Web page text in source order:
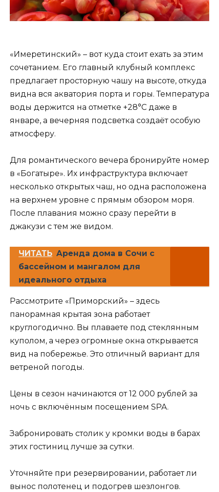
«Имеретинский» – вот куда стоит ехать за этим
сочетанием. Его главный клубный комплекс
предлагает просторную чашу на высоте, откуда
видна вся акватория порта и горы. Температура
воды держится на отметке +28°C даже в
январе, а вечерняя подсветка создаёт особую
атмосферу.
Для романтического вечера бронируйте номер
в «Богатыре». Их инфраструктура включает
несколько открытых чаш, но одна расположена
на верхнем уровне с прямым обзором моря.
После плавания можно сразу перейти в
джакузи с тем же видом.
ЧИТАТЬ Аренда дома в Сочи с
бассейном и мангалом для
идеального отдыха
Рассмотрите «Приморский» – здесь
панорамная крытая зона работает
круглогодично. Вы плаваете под стеклянным
куполом, а через огромные окна открывается
вид на побережье. Это отличный вариант для
ветреной погоды.
Цены в сезон начинаются от 12 000 рублей за
ночь с включённым посещением SPA.
Забронировать столик у кромки воды в барах
этих гостиниц лучше за сутки.
Уточняйте при резервировании, работает ли
вынос полотенец и подогрев шезлонгов.